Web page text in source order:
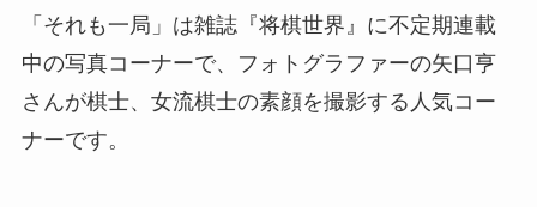
「それも一局」は雑誌『将棋世界』に不定期連載
中の写真コーナーで、フォトグラファーの矢口亨
さんが棋士、女流棋士の素顔を撮影する人気コー
ナーです。